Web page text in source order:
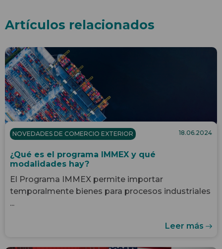
Artículos relacionados
NOVEDADES DE COMERCIO EXTERIOR 18.06.2024
¿Qué es el programa IMMEX y qué
modalidades hay?
El Programa IMMEX permite importar
temporalmente bienes para procesos industriales
...
Leer más